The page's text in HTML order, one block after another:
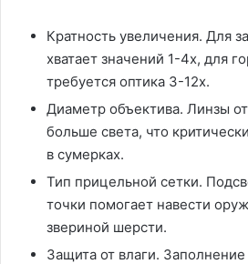
Кратность увеличения. Для
хватает значений 1-4x, для
требуется оптика 3-12x.
Диаметр объектива. Линзы
больше света, что
в сумерках.
Тип прицельной сетки.
точки помогает навести
звериной шерсти.
Защита от влаги. Заполнение